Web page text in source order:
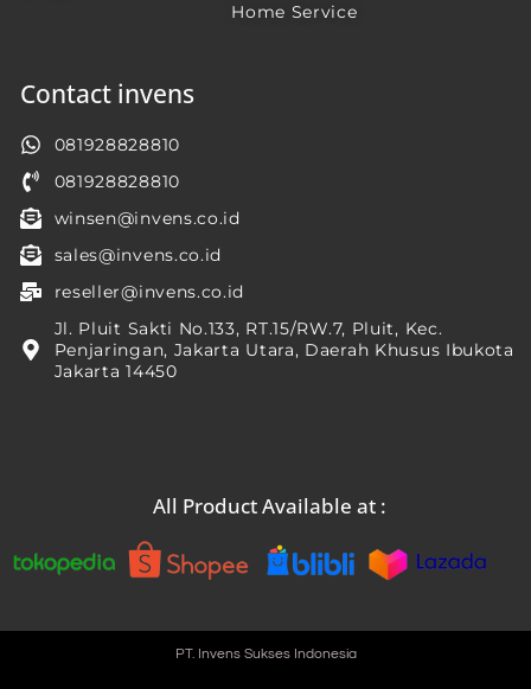
Home Service
Contact invens
081928828810
081928828810
winsen@invens.co.id
sales@invens.co.id
reseller@invens.co.id
Jl. Pluit Sakti No.133, RT.15/RW.7, Pluit, Kec.
Penjaringan, Jakarta Utara, Daerah Khusus Ibukota
Jakarta 14450
All Product Available at :
PT. Invens Sukses Indonesia